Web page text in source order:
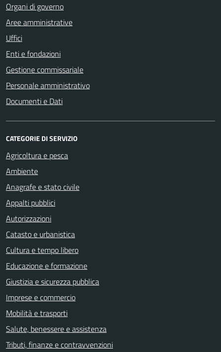
Organi di governo
Aree amministrative
Uffici
Enti e fondazioni
Gestione commissariale
Personale amministrativo
Documenti e Dati
CATEGORIE DI SERVIZIO
Agricoltura e pesca
Ambiente
Anagrafe e stato civile
Appalti pubblici
Autorizzazioni
Catasto e urbanistica
Cultura e tempo libero
Educazione e formazione
Giustizia e sicurezza pubblica
Imprese e commercio
Mobilità e trasporti
Salute, benessere e assistenza
Tributi, finanze e contravvenzioni